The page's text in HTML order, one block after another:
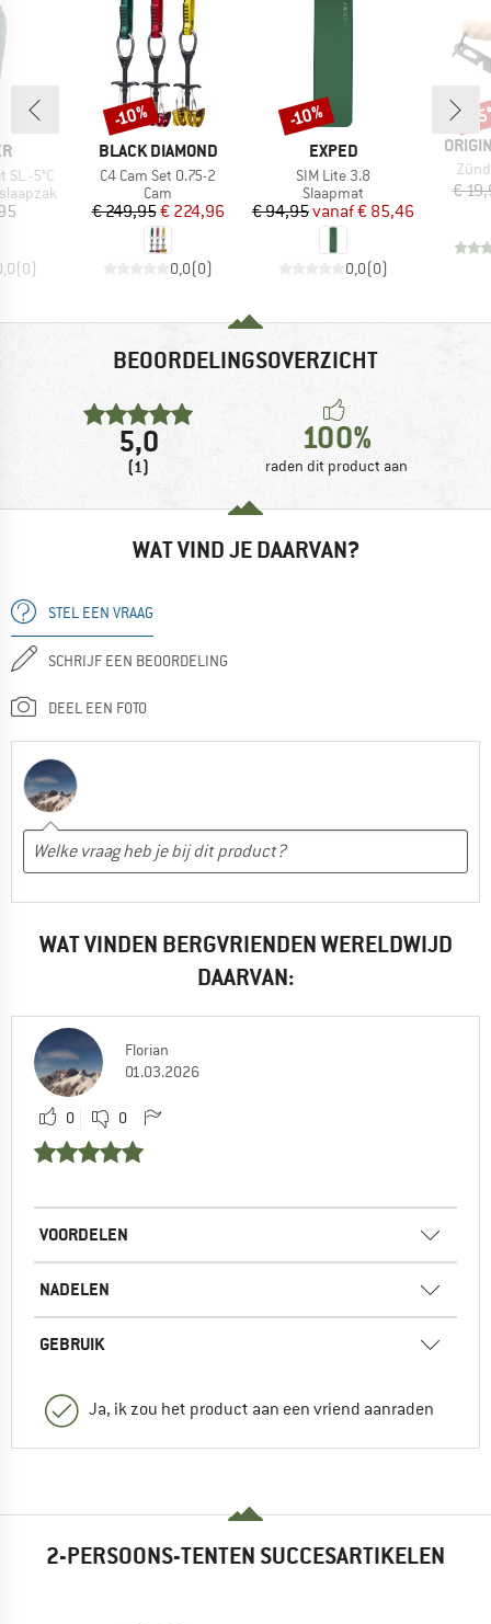
-5°C
(0)
MERK
BLACK DIAMOND
Artikel
C4 Cam Set 0.75-2
Productgroep
Cam
Prijs
€ 249,95Verlaagde prijs
€ 224,96
0,0(0)
Korting
-10%
MERK
EXPED
Artikel
SIM Lite 3.8
Productgroep
Slaapmat
Prijs
€ 94,95 Verlaagde prijs
vanaf€ 85,46
0,0(0)
Korting
-10%
MERK
€
-
BEOORDELINGSOVERZICHT
5,0
(1)
100%
raden dit product aan
WAT VIND JE DAARVAN?
STEL EEN VRAAG
SCHRIJF EEN BEOORDELING
DEEL EEN FOTO
WAT VINDEN BERGVRIENDEN WERELDWIJD
DAARVAN:
Florian
01.03.2026
0 0
VOORDELEN
NADELEN
GEBRUIK
Ja, ik zou het product aan een vriend aanraden
2-PERSOONS-TENTEN SUCCESARTIKELEN